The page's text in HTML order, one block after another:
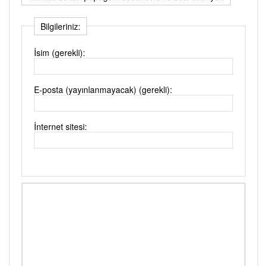
Bilgileriniz:
İsim (gerekli):
E-posta (yayınlanmayacak) (gerekli):
İnternet sitesi: